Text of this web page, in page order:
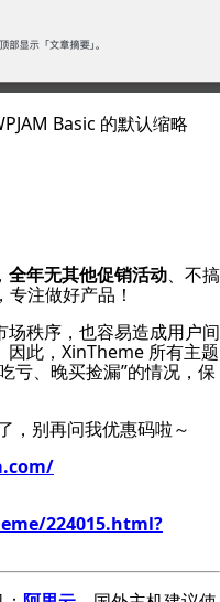
Basic 的默认缩略
全年无其他促销活动、不搞
注做好产品！
秩序，也容易造成用户间
因此，XinTheme 所有主题
亏、晚买捡漏”的情况，保
，别再问我优惠码啦～
224015.html?